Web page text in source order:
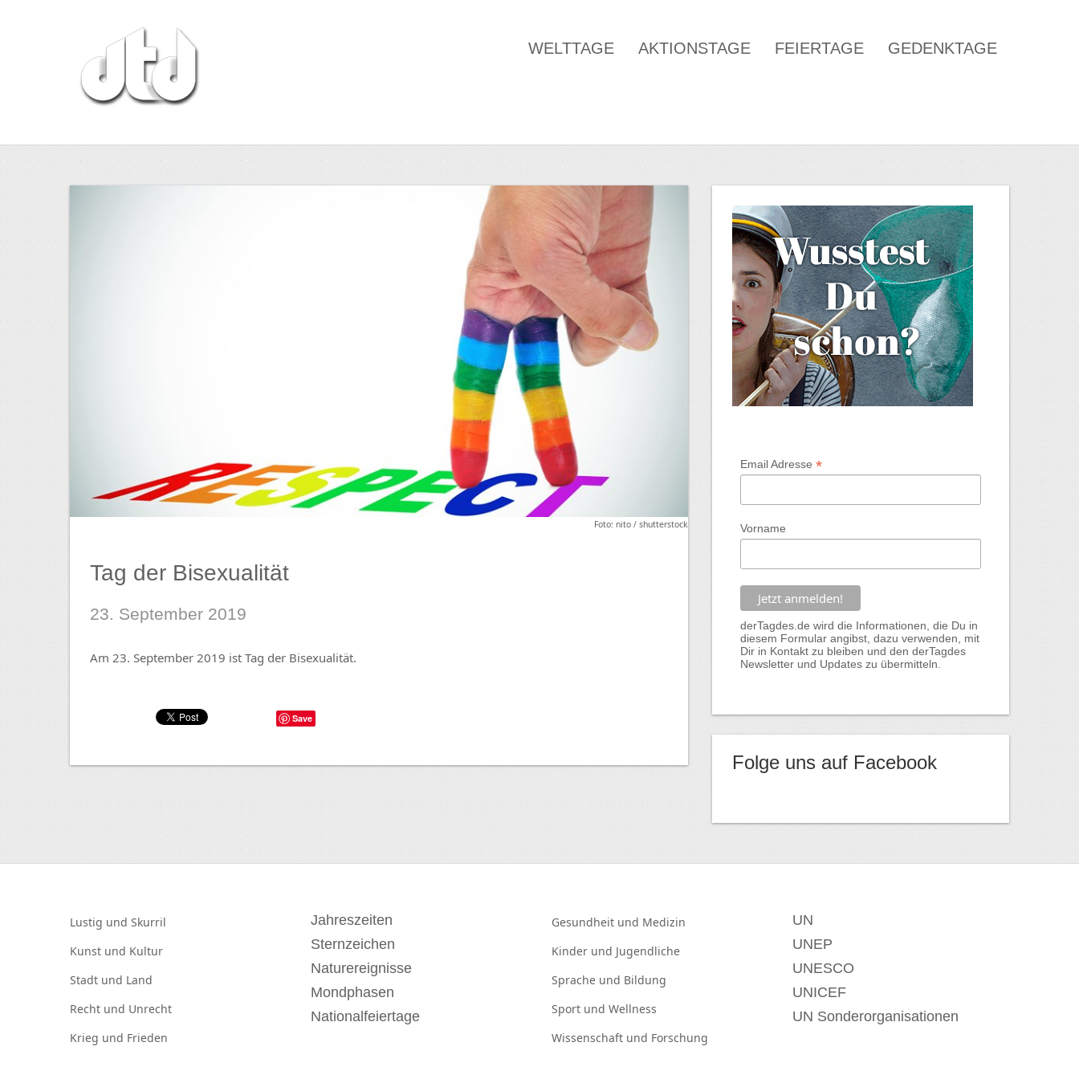
WELTTAGE AKTIONSTAGE FEIERTAGE GEDENKTAGE
Foto: nito / shutterstock
Tag der Bisexualität
23. September 2019
Am 23. September 2019 ist Tag der Bisexualität.
Save
Email Adresse *
Vorname
derTagdes.de wird die Informationen, die Du in
diesem Formular angibst, dazu verwenden, mit
Dir in Kontakt zu bleiben und den derTagdes
Newsletter und Updates zu übermitteln.
Folge uns auf Facebook
Lustig und Skurril
Kunst und Kultur
Stadt und Land
Recht und Unrecht
Krieg und Frieden
Jahreszeiten
Sternzeichen
Naturereignisse
Mondphasen
Nationalfeiertage
Gesundheit und Medizin
Kinder und Jugendliche
Sprache und Bildung
Sport und Wellness
Wissenschaft und Forschung
UN
UNEP
UNESCO
UNICEF
UN Sonderorganisationen